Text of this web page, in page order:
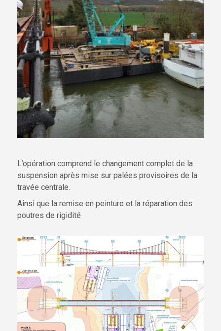
L’opération comprend le changement complet de la
suspension après mise sur palées provisoires de la
travée centrale.
Ainsi que la remise en peinture et la réparation des
poutres de rigidité